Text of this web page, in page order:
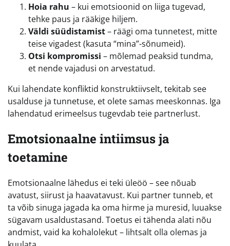
Hoia rahu – kui emotsioonid on liiga tugevad,
tehke paus ja rääkige hiljem.
Väldi süüdistamist– räägi oma tunnetest, mitte
teise vigadest (kasuta “mina”-sõnumeid).
Otsi kompromissi – mõlemad peaksid tundma,
et nende vajadusi on arvestatud.
Kui lahendate konfliktid konstruktiivselt, tekitab see
usalduse ja tunnetuse, et olete samas meeskonnas. Iga
lahendatud erimeelsus tugevdab teie partnerlust.
Emotsionaalne intiimsus ja
toetamine
Emotsionaalne lähedus ei teki üleöö – see nõuab
avatust, siirust ja haavatavust. Kui partner tunneb, et
ta võib sinuga jagada ka oma hirme ja muresid, luuakse
sügavam usaldustasand. Toetus ei tähenda alati nõu
andmist, vaid ka kohalolekut – lihtsalt olla olemas ja